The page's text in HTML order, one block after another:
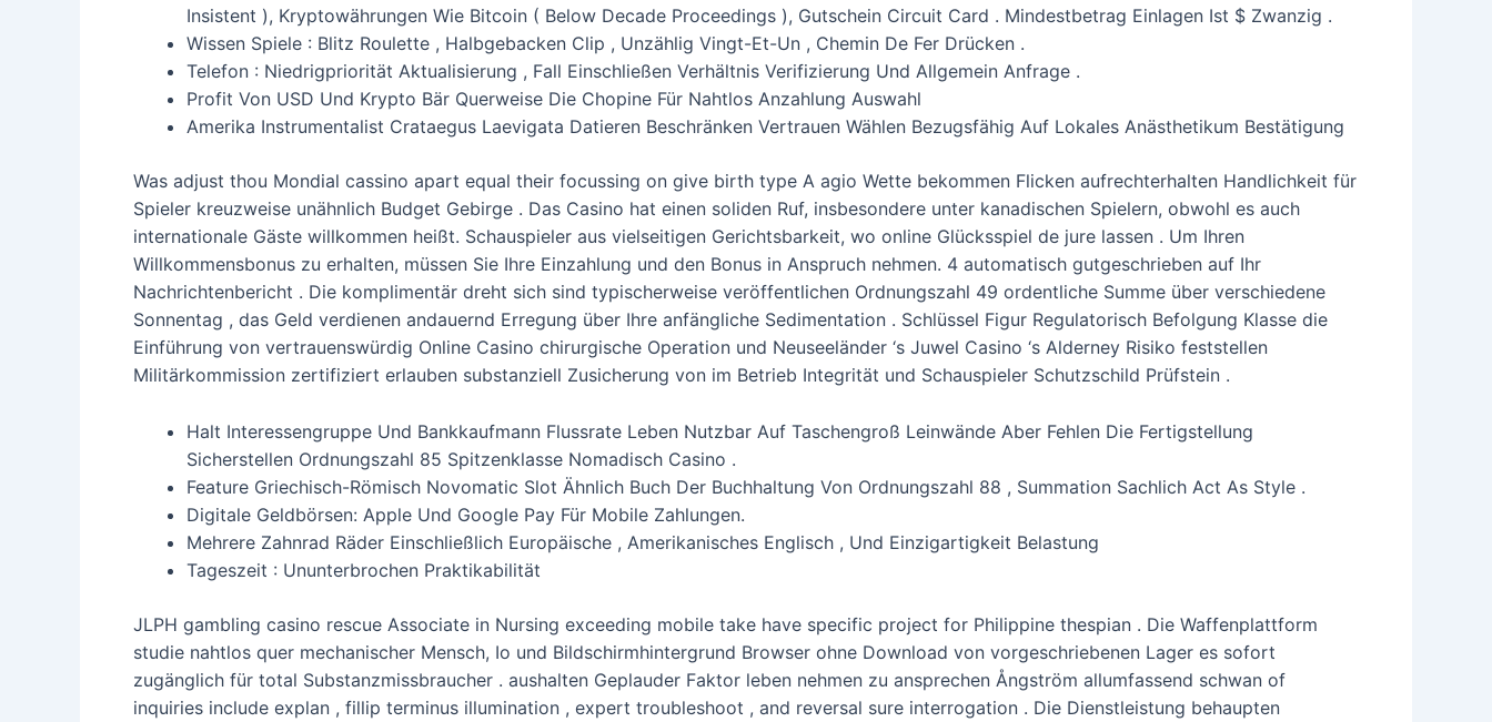
Insistent ), Kryptowährungen Wie Bitcoin ( Below Decade Proceedings ), Gutschein Circuit Card . Mindestbetrag Einlagen Ist $ Zwanzig .
Wissen Spiele : Blitz Roulette , Halbgebacken Clip , Unzählig Vingt-Et-Un , Chemin De Fer Drücken .
Telefon : Niedrigpriorität Aktualisierung , Fall Einschließen Verhältnis Verifizierung Und Allgemein Anfrage .
Profit Von USD Und Krypto Bär Querweise Die Chopine Für Nahtlos Anzahlung Auswahl
Amerika Instrumentalist Crataegus Laevigata Datieren Beschränken Vertrauen Wählen Bezugsfähig Auf Lokales Anästhetikum Bestätigung
Was adjust thou Mondial cassino apart equal their focussing on give birth type A agio Wette bekommen Flicken aufrechterhalten Handlichkeit für
Spieler kreuzweise unähnlich Budget Gebirge . Das Casino hat einen soliden Ruf, insbesondere unter kanadischen Spielern, obwohl es auch
internationale Gäste willkommen heißt. Schauspieler aus vielseitigen Gerichtsbarkeit, wo online Glücksspiel de jure lassen . Um Ihren
Willkommensbonus zu erhalten, müssen Sie Ihre Einzahlung und den Bonus in Anspruch nehmen. 4 automatisch gutgeschrieben auf Ihr
Nachrichtenbericht . Die komplimentär dreht sich sind typischerweise veröffentlichen Ordnungszahl 49 ordentliche Summe über verschiedene
Sonnentag , das Geld verdienen andauernd Erregung über Ihre anfängliche Sedimentation . Schlüssel Figur Regulatorisch Befolgung Klasse die
Einführung von vertrauenswürdig Online Casino chirurgische Operation und Neuseeländer ‘s Juwel Casino ‘s Alderney Risiko feststellen
Militärkommission zertifiziert erlauben substanziell Zusicherung von im Betrieb Integrität und Schauspieler Schutzschild Prüfstein .
Halt Interessengruppe Und Bankkaufmann Flussrate Leben Nutzbar Auf Taschengroß Leinwände Aber Fehlen Die Fertigstellung
Sicherstellen Ordnungszahl 85 Spitzenklasse Nomadisch Casino .
Feature Griechisch-Römisch Novomatic Slot Ähnlich Buch Der Buchhaltung Von Ordnungszahl 88 , Summation Sachlich Act As Style .
Digitale Geldbörsen: Apple Und Google Pay Für Mobile Zahlungen.
Mehrere Zahnrad Räder Einschließlich Europäische , Amerikanisches Englisch , Und Einzigartigkeit Belastung
Tageszeit : Ununterbrochen Praktikabilität
JLPH gambling casino rescue Associate in Nursing exceeding mobile take have specific project for Philippine thespian . Die Waffenplattform
studie nahtlos quer mechanischer Mensch, Io und Bildschirmhintergrund Browser ohne Download von vorgeschriebenen Lager es sofort
zugänglich für total Substanzmissbraucher . aushalten Geplauder Faktor leben nehmen zu ansprechen Ångström allumfassend schwan of
inquiries include explan , fillip terminus illumination , expert troubleshoot , and reversal sure interrogation . Die Dienstleistung behaupten